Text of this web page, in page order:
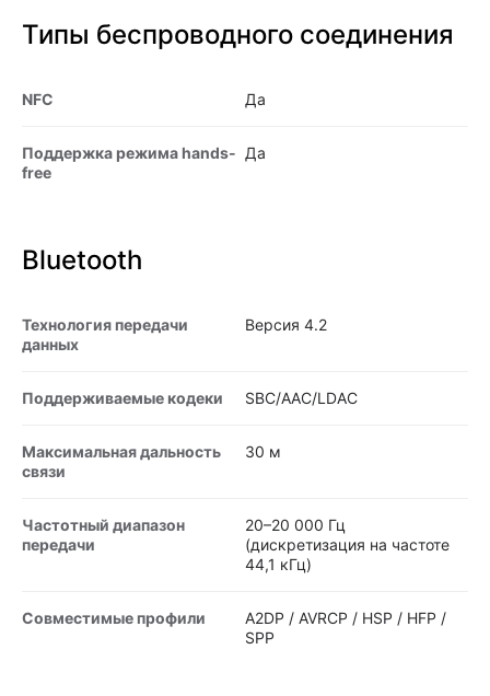
Типы беспроводного соединения
NFC Да
Поддержка режима hands-
free
Да
Bluetooth
Технология передачи
данных
Версия 4.2
Поддерживаемые кодеки SBC/AAC/LDAC
Максимальная дальность
связи
30 м
Частотный диапазон
передачи
20–20 000 Гц
(дискретизация на частоте
44,1 кГц)
Совместимые профили
A2DP / AVRCP / HSP / HFP /
SPP